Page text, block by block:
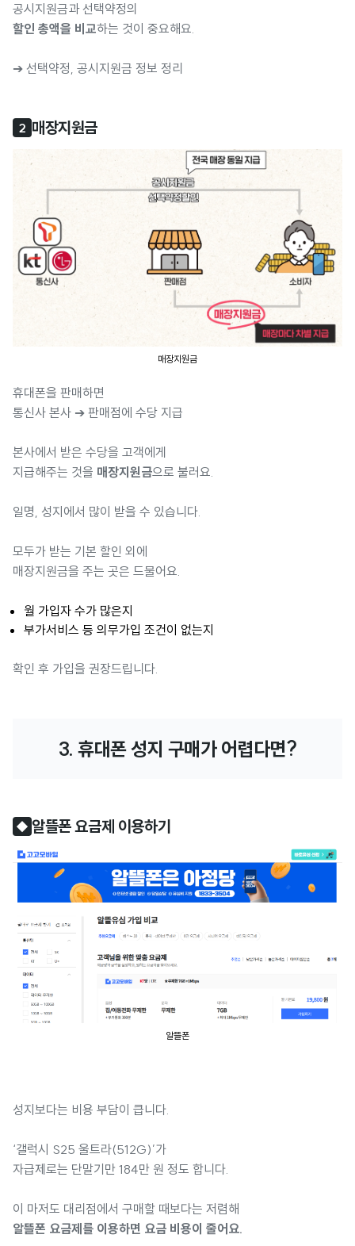
공시지원금과 선택약정의
할인 총액을 비교하는 것이 중요해요.
➔ 선택약정, 공시지원금 정보 정리
2 매장지원금
매장지원금
휴대폰을 판매하면
통신사 본사 ➔ 판매점에 수당 지급
본사에서 받은 수당을 고객에게
지급해주는 것을 매장지원금으로 불러요.
일명, 성지에서 많이 받을 수 있습니다.
모두가 받는 기본 할인 외에
매장지원금을 주는 곳은 드물어요.
월 가입자 수가 많은지
부가서비스 등 의무가입 조건이 없는지
확인 후 가입을 권장드립니다.
3. 휴대폰 성지 구매가 어렵다면?
◆ 알뜰폰 요금제 이용하기
알뜰폰
성지보다는 비용 부담이 큽니다.
‘갤럭시 S25 울트라(512G)’가
자급제로는 단말기만 184만 원 정도 합니다.
이 마저도 대리점에서 구매할 때보다는 저렴해
알뜰폰 요금제를 이용하면 요금 비용이 줄어요.